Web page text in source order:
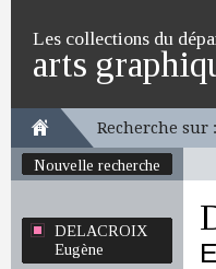
Les collections du
arts
Recherche sur :
Nouvelle recherche
DELACROIX
Eugène